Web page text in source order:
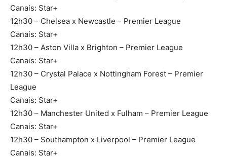
Canais: Star+
12h30 – Chelsea x Newcastle – Premier League
Canais: Star+
12h30 – Aston Villa x Brighton – Premier League
Canais: Star+
12h30 – Crystal Palace x Nottingham Forest – Premier
League
Canais: Star+
12h30 – Manchester United x Fulham – Premier League
Canais: Star+
12h30 – Southampton x Liverpool – Premier League
Canais: Star+